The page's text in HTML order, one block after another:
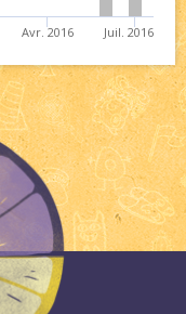
Avr. 2016 Juil. 2016